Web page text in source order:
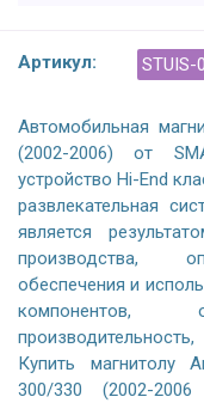
Артикул: STUIS-
Автомобильная
(2002-2006) от
устройство Hi-End
развлекательная
является
производства,
обеспечения и
компонентов,
Купить магнитолу
300/330 (2002-